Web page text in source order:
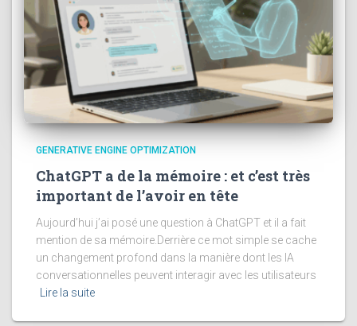
GENERATIVE ENGINE OPTIMIZATION
ChatGPT a de la mémoire : et c’est très
important de l’avoir en tête
Aujourd’hui j’ai posé une question à ChatGPT et il a fait
mention de sa mémoire.Derrière ce mot simple se cache
un changement profond dans la manière dont les IA
conversationnelles peuvent interagir avec les utilisateurs
Lire la suite